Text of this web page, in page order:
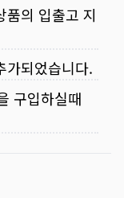
의 입출고 지
가되었습니다.
구입하실때